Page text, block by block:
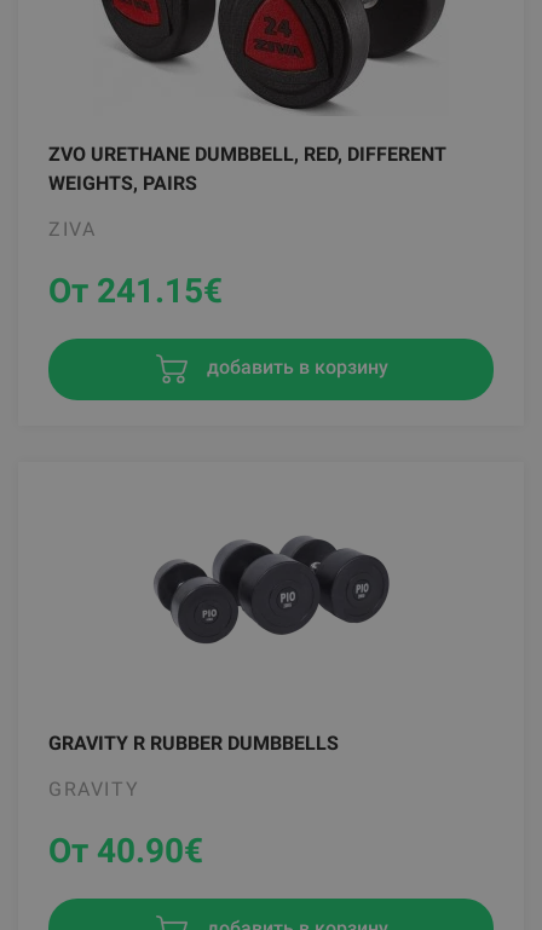
ZVO URETHANE DUMBBELL, RED, DIFFERENT
WEIGHTS, PAIRS
ZIVA
От 241.15€
добавить в корзину
GRAVITY R RUBBER DUMBBELLS
GRAVITY
От 40.90€